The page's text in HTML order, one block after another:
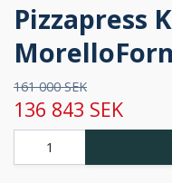
Pizzapress
161 000 SEK
136 843 SEK